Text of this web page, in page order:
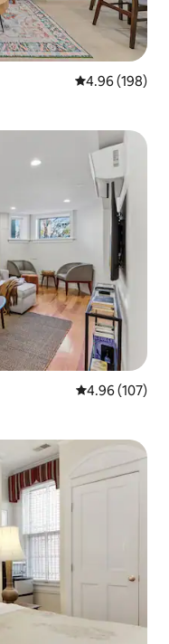
從 198 則評價
4.96 (198)
從 107 則評價
4.96 (107)